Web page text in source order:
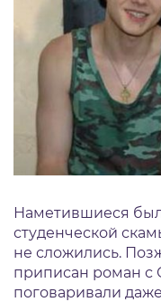
Наметившиеся
студенческой
не сложились.
приписан роман с
поговаривали